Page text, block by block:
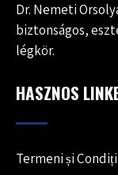
Dr. Nemeti
biztonságos,
légkör.
HASZNOS
Termeni și